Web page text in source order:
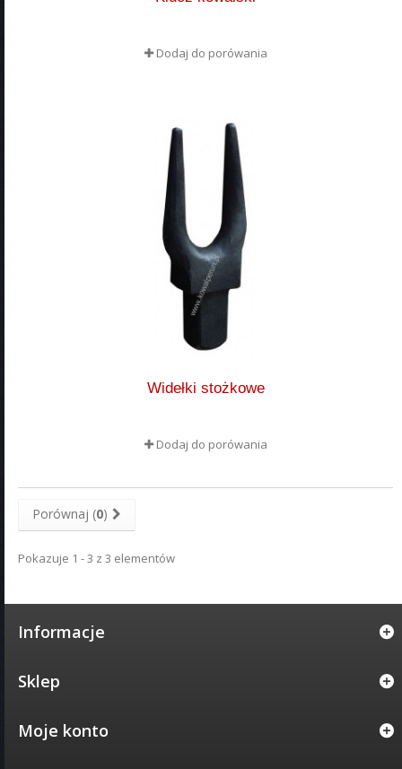
Dodaj do porówania
Widełki stożkowe
Dodaj do porówania
Porównaj (0)
Pokazuje 1 - 3 z 3 elementów
Informacje
Sklep
Moje konto